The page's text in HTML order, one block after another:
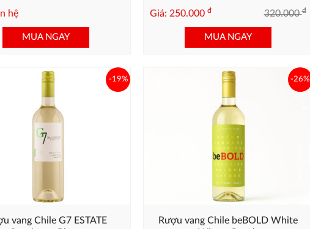
hệ
MUA NGAY
Giá: 250.000 đ 320.000đ
MUA NGAY
vang Chile G7 ESTATE
-19%
Rượu vang Chile beBOLD White
-26%